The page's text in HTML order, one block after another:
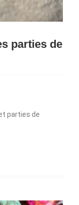
parties de
parties de